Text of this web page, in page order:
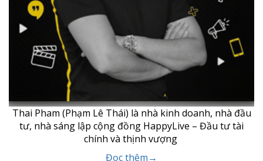
Thai Pham (Phạm Lê Thái) là nhà kinh doanh, nhà đầu
tư, nhà sáng lập cộng đồng HappyLive – Đầu tư tài
chính và thịnh vượng
Đọc thêm→